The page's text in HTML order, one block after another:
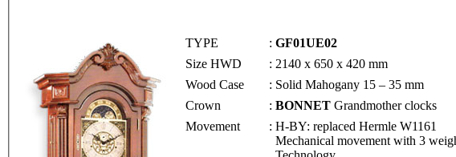
TYPE : GF01UE02
Size HWD
: 2140 x 650 x 420 mm
Wood Case
: Solid Mahogany 15 – 35 mm
Crown
: BONNET Grandmother clocks
Movement
: H-BY: replaced Hermle W1161
Mechanical movement with 3